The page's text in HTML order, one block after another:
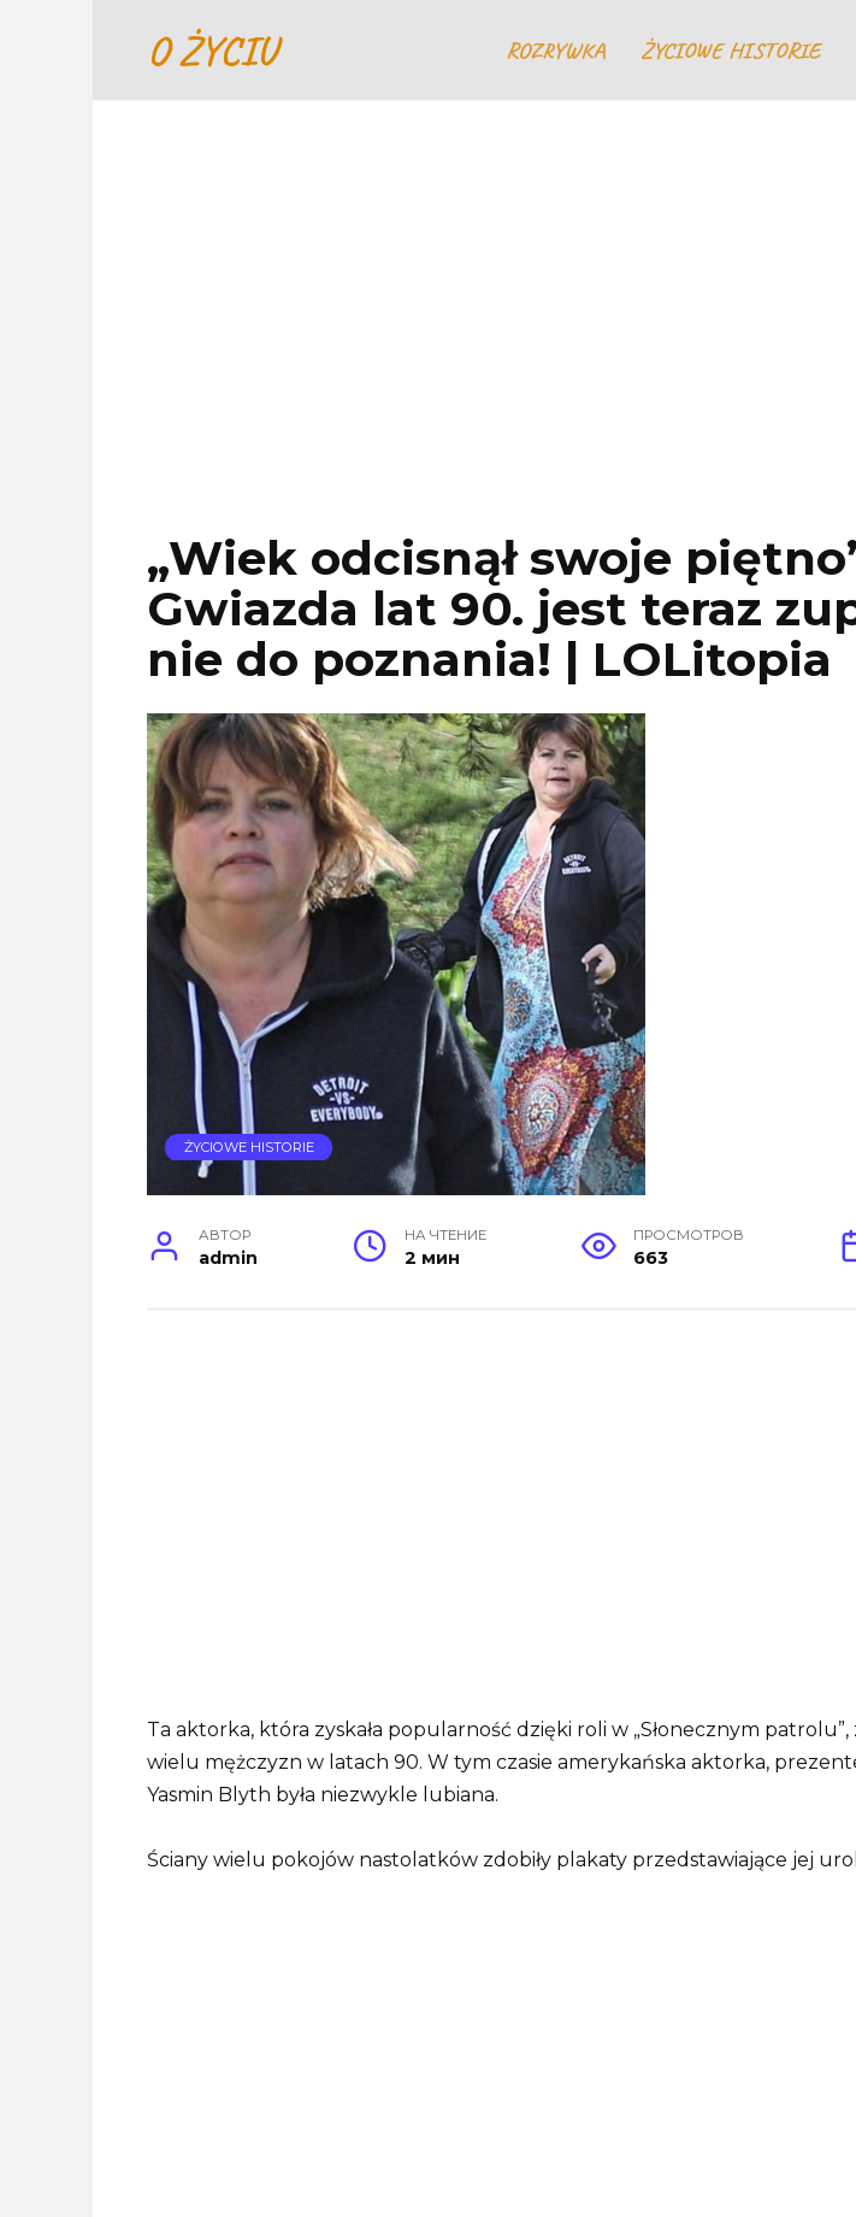
O ŻYCIU ROZRYWKA ŻYCIOWE HISTORIE
„Wiek odcisnął swoje
Gwiazda lat 90. jest teraz
nie do poznania! | LOLitopia
ŻYCIOWE HISTORIE
АВТОР
admin
НА ЧТЕНИЕ
2 мин
ПРОСМОТРОВ
663
Ta aktorka, która zyskała popularność dzięki roli w „Słonecznym patrolu”,
wielu mężczyzn w latach 90. W tym czasie amerykańska aktorka,
Yasmin Blyth była niezwykle lubiana.
Ściany wielu pokojów nastolatków zdobiły plakaty przedstawiające jej